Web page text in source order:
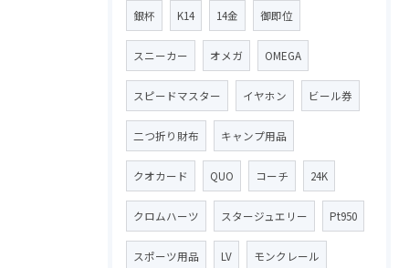
銀杯 K14 14金 御即位
スニーカー オメガ OMEGA
スピードマスター イヤホン ビール券
二つ折り財布 キャンプ用品
クオカード QUO コーチ 24K
クロムハーツ スタージュエリー Pt950
スポーツ用品 LV モンクレール